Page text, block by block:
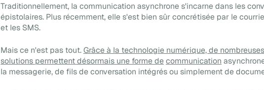
Traditionnellement, la communication asynchrone s'incarne dans les
épistolaires. Plus récemment, elle s'est bien sûr concrétisée par le
et les SMS.
Mais ce n'est pas tout.Grâce à la technologie numérique, de
solutions permettent désormais une forme decommunication
la messagerie, de fils de conversation intégrés ou simplement de